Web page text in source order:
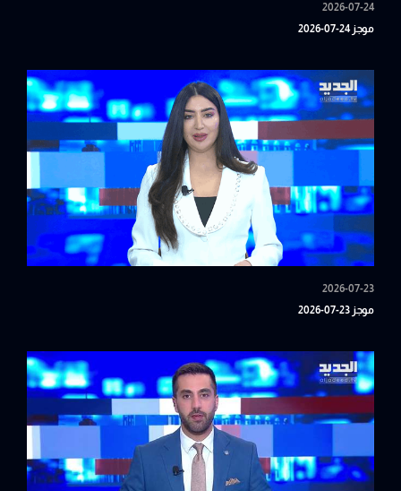
2026-07-24
موجز 24-07-2026
2026-07-23
موجز 23-07-2026